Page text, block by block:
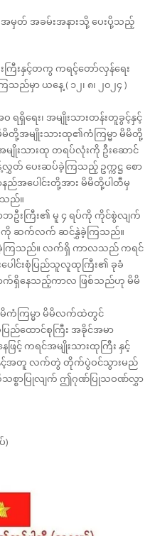
အမှတ် အခမ်းအနားသို့ ပေးပို့သည့်
းကြီးနှင့်တကွ ကရင့်တော်လှန်ရေး
ည်မှာ ယနေ့ ( ၁၂၊ ၈၊ ၂၀၂၄ )
ရရှိရေး၊ အမျိုးသားတန်းတူခွင့်နှင့်
မိတို့အမျိုးသားထု၏ကံကြမ္မာ မိမိတို့
းသားထု တရပ်လုံးကို ဦးဆောင်
ပေးဆပ်ခဲ့ကြသည့် ဥက္ကဋ္ဌ စော
ည်အပေါင်းတို့အား မိမိတို့ပါတီမှ
သည်။
ဦးကြီး၏ မူ ၄ ရပ်ကို ကိုင်စွဲလျက်
ကို ဆက်လက် ဆင်နွှဲခဲ့ကြသည်။
ြသည်။ လက်ရှိ ကာလသည် ကရင်
ပေါင်းစုံပြည်သူလူထုကြီး၏ ခုခံ
ာက်ရှိနေသည့်ကာလ ဖြစ်သည်ဟု မိမိ
မိမိကံကြမ္မာ မိမိလက်ထဲတွင်
ည်ထောင်စုကြီး အခိုင်အမာ
ကရင်အမျိုးသားထုကြီး နှင့်
နှင့်အတူ လက်တွဲ တိုက်ပွဲဝင်သွားမည်
သစ္စာပြုလျက် ဤဂုဏ်ပြုသဝဏ်လွှာ
)